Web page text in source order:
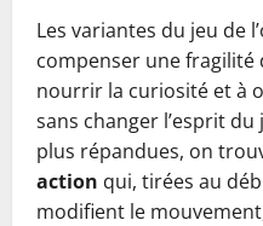
Les variantes du jeu de
compenser une
nourrir la curiosité et à
sans changer l’esprit
plus répandues, on
action qui, tirées au
modifient le